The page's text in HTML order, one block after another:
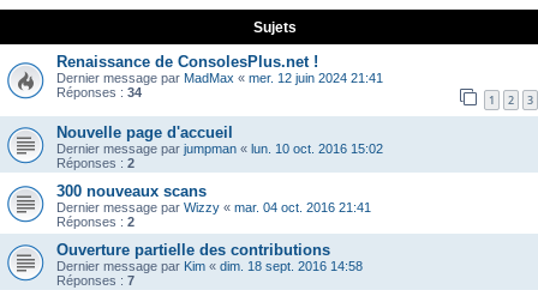
Sujets
Renaissance de ConsolesPlus.net !
Dernier message par MadMax « mer. 12 juin 2024 21:41
Réponses : 34 1 2 3
Nouvelle page d'accueil
Dernier message par jumpman « lun. 10 oct. 2016 15:02
Réponses : 2
300 nouveaux scans
Dernier message par Wizzy « mar. 04 oct. 2016 21:41
Réponses : 2
Ouverture partielle des contributions
Dernier message par Kim « dim. 18 sept. 2016 14:58
Réponses : 7